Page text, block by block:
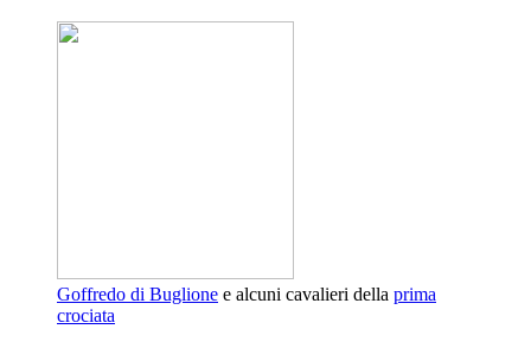
Goffredo di Buglione e alcuni cavalieri della prima
crociata